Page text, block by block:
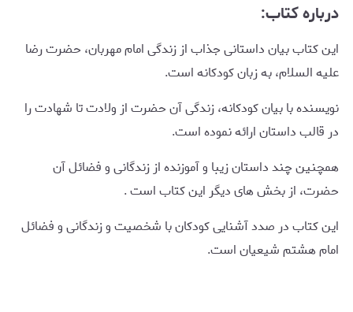
درباره کتاب:
این کتاب بیان داستانی جذاب از زندگی امام مهربان، حضرت رضا
علیه السلام، به زبان کودکانه است.
نویسنده با بیان کودکانه، زندگی آن حضرت از ولادت تا شهادت را
در قالب داستان ارائه نموده است.
همچنین چند داستان زیبا و آموزنده از زندگانی و فضائل آن
حضرت، از بخش های دیگر این کتاب است .
این کتاب در صدد آشنایی کودکان با شخصیت و زندگانی و فضائل
امام هشتم شیعیان است.